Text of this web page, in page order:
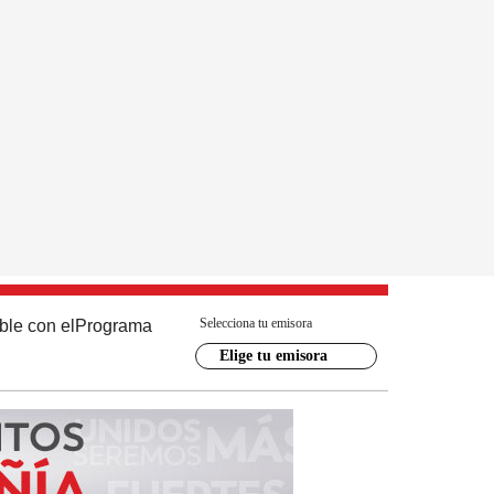
con el Programa Selecciona tu emisora
Elige tu emisora